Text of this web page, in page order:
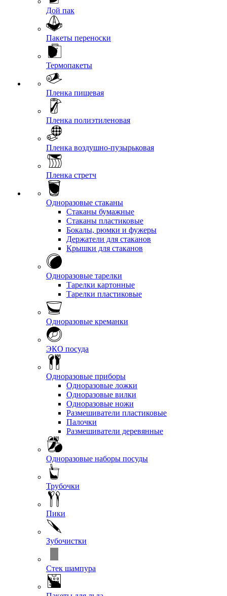
Дой пак
Пакеты переноски
Термопакеты
Пленка пищевая
Пленка полиэтиленовая
Пленка воздушно-пузырьковая
Пленка стретч
Одноразовые стаканы
Стаканы бумажные
Стаканы пластиковые
Бокалы, рюмки и фужеры
Держатели для стаканов
Крышки для стаканов
Одноразовые тарелки
Тарелки картонные
Тарелки пластиковые
Одноразовые креманки
ЭКО посуда
Одноразовые приборы
Одноразовые ложки
Одноразовые вилки
Одноразовые ножи
Размешиватели пластиковые
Палочки
Размешиватели деревянные
Одноразовые наборы посуды
Трубочки
Пики
Зубочистки
Стек шампура